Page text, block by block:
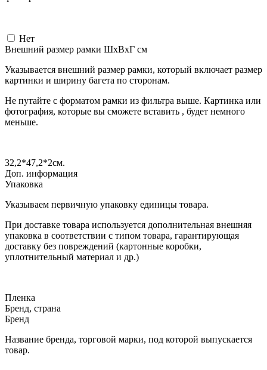
Нет
Внешний размер рамки ШxВxГ см
Указывается внешний размер рамки, который включает размер
картинки и ширину багета по сторонам.
Не путайте с форматом рамки из фильтра выше. Картинка или
фотография, которые вы сможете вставить , будет немного
меньше.
32,2*47,2*2см.
Доп. информация
Упаковка
Указываем первичную упаковку единицы товара.
При доставке товара используется дополнительная внешняя
упаковка в соответствии с типом товара, гарантирующая
доставку без повреждений (картонные коробки,
уплотнительный материал и др.)
Пленка
Бренд, страна
Бренд
Название бренда, торговой марки, под которой выпускается
товар.